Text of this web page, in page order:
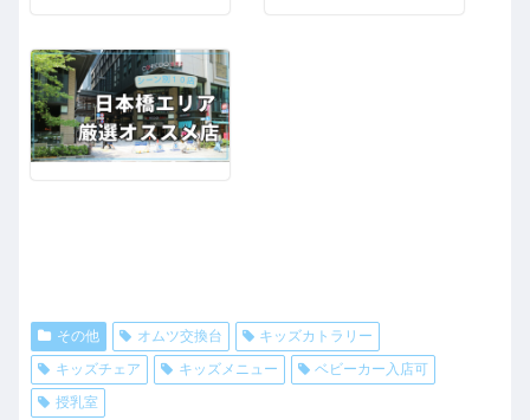
その他 オムツ交換台
キッズカトラリー
キッズチェア
キッズメニュー
ベビーカー入店可
授乳室